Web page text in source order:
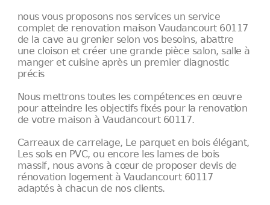
nous vous proposons nos services un service
complet de renovation maison Vaudancourt 60117
de la cave au grenier selon vos besoins, abattre
une cloison et créer une grande pièce salon, salle à
manger et cuisine après un premier diagnostic
précis
Nous mettrons toutes les compétences en œuvre
pour atteindre les objectifs fixés pour la renovation
de votre maison à Vaudancourt 60117.
Carreaux de carrelage, Le parquet en bois élégant,
Les sols en PVC, ou encore les lames de bois
massif, nous avons à cœur de proposer devis de
rénovation logement à Vaudancourt 60117
adaptés à chacun de nos clients.